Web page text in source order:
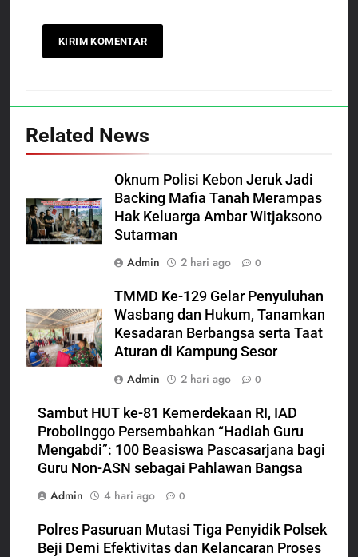
Related News
Oknum Polisi Kebon Jeruk Jadi
Backing Mafia Tanah Merampas
Hak Keluarga Ambar Witjaksono
Sutarman
Admin
2 hari ago 0
TMMD Ke-129 Gelar Penyuluhan
Wasbang dan Hukum, Tanamkan
Kesadaran Berbangsa serta Taat
Aturan di Kampung Sesor
Admin
2 hari ago 0
Sambut HUT ke-81 Kemerdekaan RI, IAD
Probolinggo Persembahkan “Hadiah Guru
Mengabdi”: 100 Beasiswa Pascasarjana bagi
Guru Non-ASN sebagai Pahlawan Bangsa
Admin
4 hari ago 0
Polres Pasuruan Mutasi Tiga Penyidik Polsek
Beji Demi Efektivitas dan Kelancaran Proses